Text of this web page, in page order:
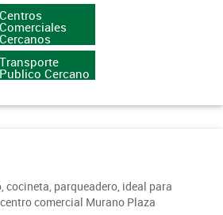
Centros
Comerciales
Cercanos
Transporte
Publico Cercano
cocineta, parqueadero, ideal para
comercial Murano Plaza